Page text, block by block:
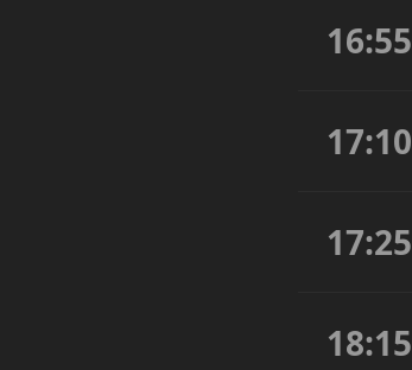
16:55
17:10
17:25
18:15